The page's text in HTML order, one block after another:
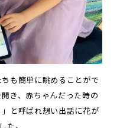
も簡単に眺めることがで
き、赤ちゃんだった時の
と呼ばれ想い出話に花が